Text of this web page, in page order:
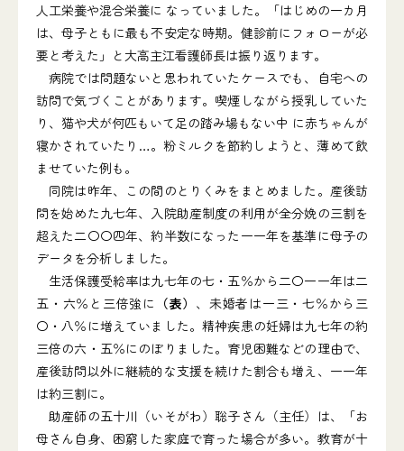
人工栄養や混合栄養に なっていました。「はじめの一カ月
は、母子ともに最も不安定な時期。健診前にフォローが必
要と考えた」と大高主江看護師長は振り返ります。
病院では問題ないと思われていたケースでも、自宅への
訪問で気づくことがあります。喫煙しながら授乳していた
り、猫や犬が何匹もいて足の踏み場もない中 に赤ちゃんが
寝かされていたり…。粉ミルクを節約しようと、薄めて飲
ませていた例も。
同院は昨年、この間のとりくみをまとめました。産後訪
問を始めた九七年、入院助産制度の利用が全分娩の三割を
超えた二〇〇四年、約半数になった一一年を基準に母子の
データを分析しました。
生活保護受給率は九七年の七・五％から二〇一一年は二
五・六％と三倍強に （表） 、未婚者は一三・七％から三
〇・八％に増えていました。精神疾患の妊婦は九七年の約
三倍の六・五％にのぼりました。育児困難などの理由で、
産後訪問以外に継続的な支援を続けた割合も増え、一一年
は約三割に。
助産師の五十川（いそがわ）聡子さん（主任）は、「お
母さん自身、困窮した家庭で育った場合が多い。教育が十